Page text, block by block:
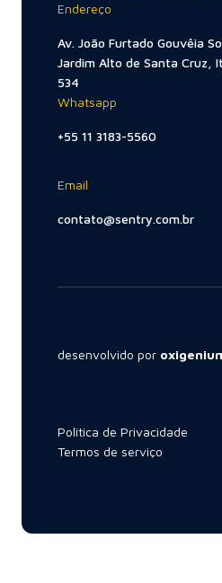
Endereço
Av. João Furtado Gouvêia
Jardim Alto de Santa Cruz,
534
Whatsapp
+55 11 3183-5560
Email
contato@sentry.com.br
desenvolvido por
Política de Privacidade
Termos de serviço